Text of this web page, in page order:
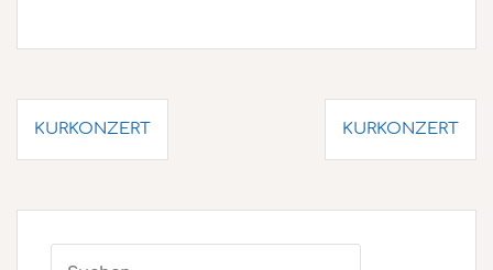
KURKONZERT KURKONZERT